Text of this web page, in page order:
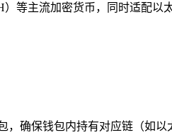
等主流加密货币，同时适配以
，确保钱包内持有对应链（如以